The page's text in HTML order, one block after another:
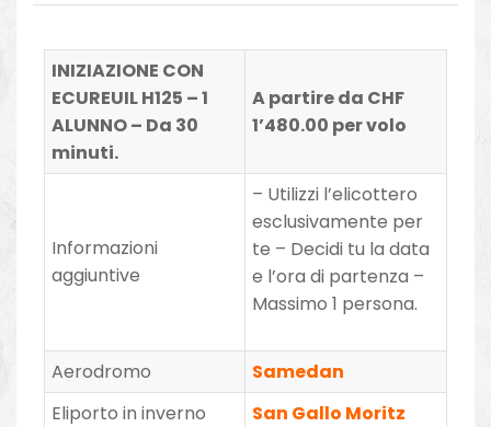
INIZIAZIONE CON
ECUREUIL H125 – 1
ALUNNO – Da 30
minuti.
A partire da CHF
1’480.00 per volo
Informazioni
aggiuntive
– Utilizzi l’elicottero
esclusivamente per
te – Decidi tu la data
e l’ora di partenza –
Massimo 1 persona.
Aerodromo
Samedan
Eliporto in inverno
San Gallo Moritz